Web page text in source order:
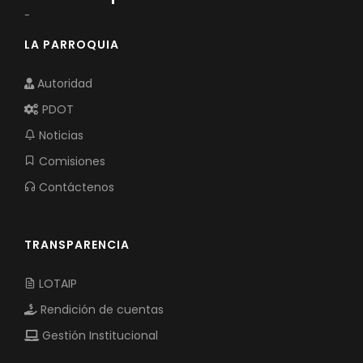
-
LA PARROQUIA
Autoridad
PDOT
Noticias
Comisiones
Contáctenos
TRANSPARENCIA
LOTAIP
Rendición de cuentas
Gestión Institucional